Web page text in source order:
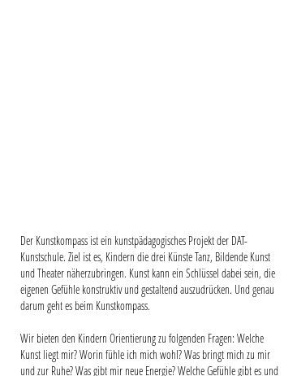
Der Kunstkompass ist ein kunstpädagogisches Projekt der DAT-
Kunstschule. Ziel ist es, Kindern die drei Künste Tanz, Bildende Kunst
und Theater näherzubringen. Kunst kann ein Schlüssel dabei sein, die
eigenen Gefühle konstruktiv und gestaltend auszudrücken. Und genau
darum geht es beim Kunstkompass.
Wir bieten den Kindern Orientierung zu folgenden Fragen: Welche
Kunst liegt mir? Worin fühle ich mich wohl? Was bringt mich zu mir
und zur Ruhe? Was gibt mir neue Energie? Welche Gefühle gibt es und